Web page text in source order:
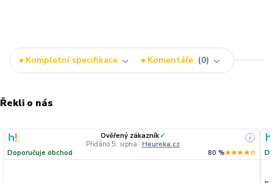
Kompletní specifikace Komentáře 0
Řekli o nás
Ověřený zákazník✓
Přidáno 5. srpna · Heureka.cz
i
Doporučuje obchod 80 %★★★★☆